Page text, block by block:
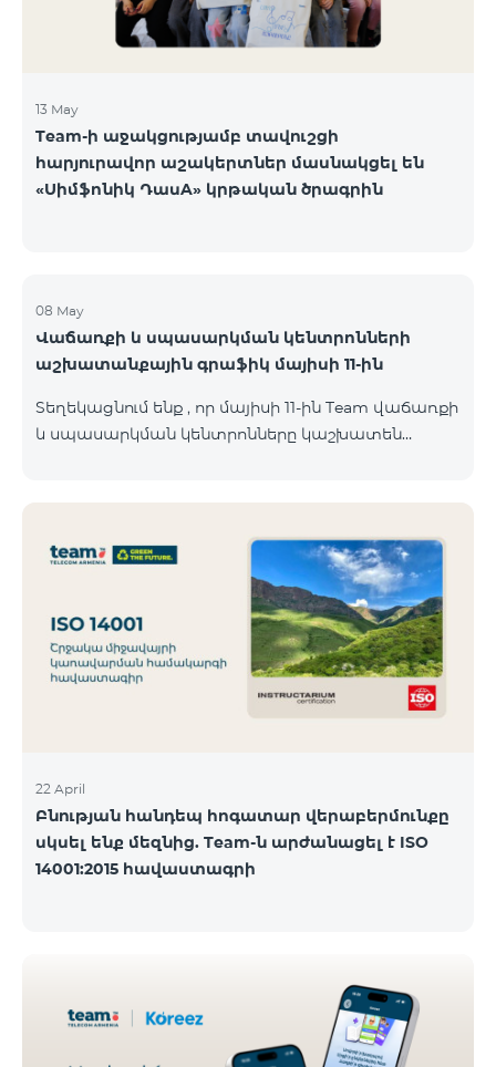
13 May
Team-ի աջակցությամբ տավուշցի
հարյուրավոր աշակերտներ մասնակցել են
«Սիմֆոնիկ ԴասA» կրթական ծրագրին
08 May
Վաճառքի և սպասարկման կենտրոնների
աշխատանքային գրաֆիկ մայիսի 11-ին
Տեղեկացնում ենք , որ մայիսի 11-ին Team վաճառքի
և սպասարկման կենտրոնները կաշխատեն
Բնականուն գրաֆիկը Մայիսի 11-ի փոփոխված
գրաֆիկը Երևան Կիլիկիա 09:00-18:00 09:00-17:00
Երևան Անդրանիկ 09:00-18:00 09:00-17:00 Երևան
ՀԱԹ 09:00-20:00 09:00-17:00 Երևան Ազատություն
09:00-19:00 09:00-17:00 Երևան Կոմիտաս 1 09:00-
19:00 09:00-17:00 Երևան Դավիթաշեն 09:00-20:00
22 April
Բնության հանդեպ հոգատար վերաբերմունքը
սկսել ենք մեզնից. Team-ն արժանացել է ISO
14001:2015 հավաստագրի